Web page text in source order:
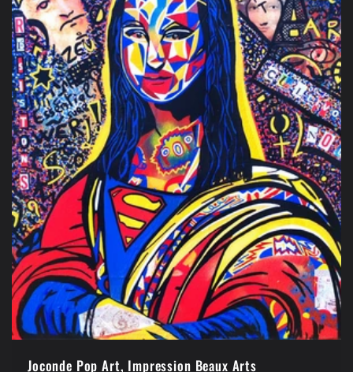
Joconde Pop Art, Impression Beaux Arts